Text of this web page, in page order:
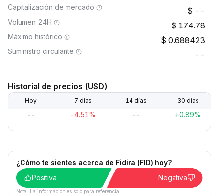
Capitalización de mercado --
Volumen 24H 174.78
Máximo histórico 0.688423
Suministro circulante --
Historial de precios (USD)
Hoy 7 días 14 días 30 días
-- -4.51% -- +0.89%
¿Cómo te sientes acerca de Fidira (FID) hoy?
Positiva
Negativa
Nota: La información es solo para referencia.